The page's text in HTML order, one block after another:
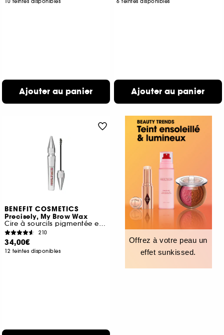
Ajouter au panier Ajouter au panier
BENEFIT COSMETICS
Precisely, My Brow Wax
Cire à sourcils pigmentée et structurante
210
34,00€
12 teintes disponibles
Offrez à votre peau un
effet sunkissed.